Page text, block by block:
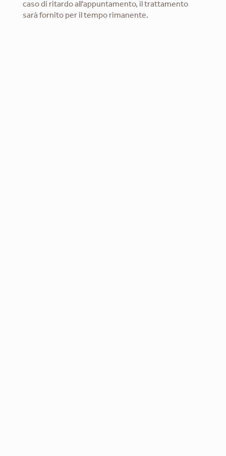
caso di ritardo all'appuntamento, il trattamento
sarà fornito per il tempo rimanente.